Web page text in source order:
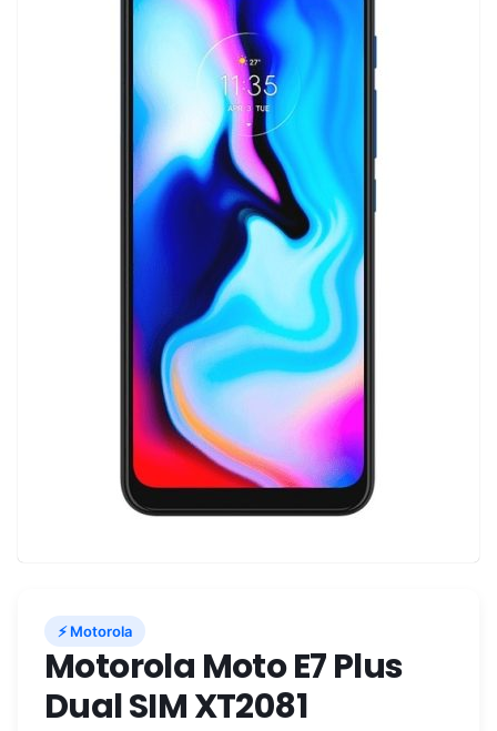
⚡ Motorola
Motorola Moto E7 Plus
Dual SIM XT2081